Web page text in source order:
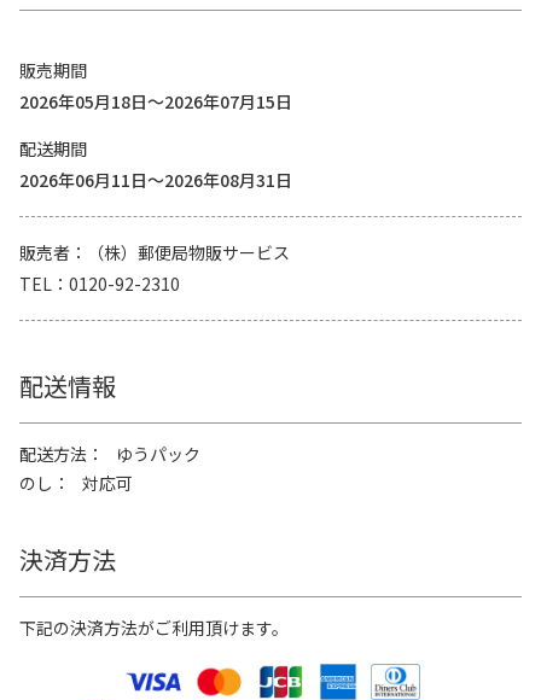
販売期間
2026年05月18日～2026年07月15日
配送期間
2026年06月11日～2026年08月31日
販売者
（株）郵便局物販サービス
TEL
0120-92-2310
配送情報
配送方法
ゆうパック
のし
対応可
決済方法
下記の決済方法がご利用頂けます。